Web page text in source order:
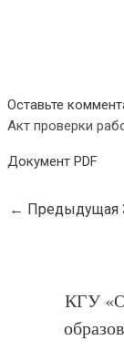
Оставьте
Акт проверки
Документ PDF
← Предыдущая
КГУ